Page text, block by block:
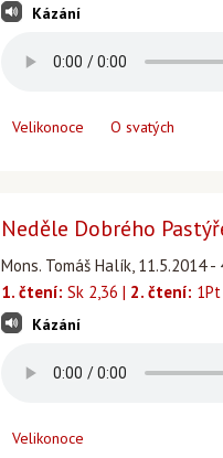
Kázání
Velikonoce O svatých
Neděle Dobrého
Mons. Tomáš Halík, 11.5.2014
1. čtení: Sk 2,36 | 2. čtení:
Kázání
Velikonoce